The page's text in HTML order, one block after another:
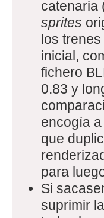
catenaria
sprites
los
inicial,
fichero
0.83 y
encogía
que
para
Si
suprimir